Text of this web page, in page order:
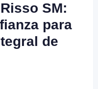
SM:
para
de